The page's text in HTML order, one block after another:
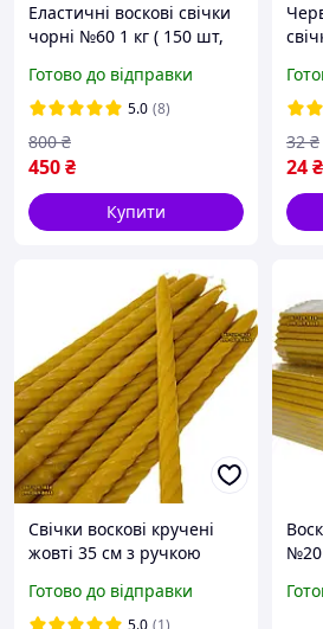
Еластичні воскові свічки
чорні №60 1 кг ( 150 шт,
віск
Готово до відправки
5.0 (8)
450₴
800 ₴
Купити
24₴
32 ₴
Свічки воскові кручені
жовті 35 см з ручкою
бджолиний віск
Готово до відправки
№20